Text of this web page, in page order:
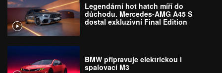
Legendární hot hatch míří do
důchodu. Mercedes-AMG A45 S
dostal exkluzivní Final Edition
BMW připravuje elektrickou i
spalovací M3